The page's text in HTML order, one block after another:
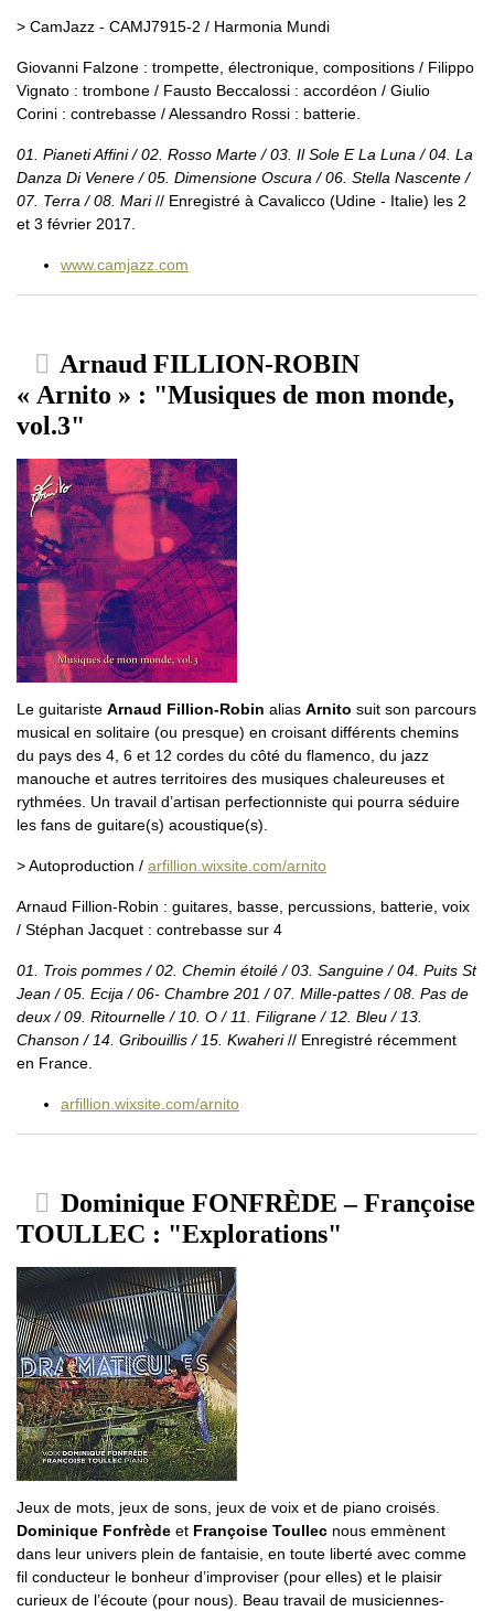
> CamJazz - CAMJ7915-2 / Harmonia Mundi
Giovanni Falzone : trompette, électronique, compositions / Filippo
Vignato : trombone / Fausto Beccalossi : accordéon / Giulio
Corini : contrebasse / Alessandro Rossi : batterie.
01. Pianeti Affini / 02. Rosso Marte / 03. Il Sole E La Luna / 04. La
Danza Di Venere / 05. Dimensione Oscura / 06. Stella Nascente /
07. Terra / 08. Mari// Enregistré à Cavalicco (Udine - Italie) les 2
et 3 février 2017.
www.camjazz.com
Arnaud FILLION-ROBIN
« Arnito » : "Musiques de mon monde,
vol.3"
Le guitariste Arnaud Fillion-Robin alias Arnito suit son parcours
musical en solitaire (ou presque) en croisant différents chemins
du pays des 4, 6 et 12 cordes du côté du flamenco, du jazz
manouche et autres territoires des musiques chaleureuses et
rythmées. Un travail d’artisan perfectionniste qui pourra séduire
les fans de guitare(s) acoustique(s).
> Autoproduction / arfillion.wixsite.com/arnito
Arnaud Fillion-Robin : guitares, basse, percussions, batterie, voix
/ Stéphan Jacquet : contrebasse sur 4
01. Trois pommes / 02. Chemin étoilé / 03. Sanguine / 04. Puits St
Jean / 05. Ecija / 06- Chambre 201 / 07. Mille-pattes / 08. Pas de
deux / 09. Ritournelle / 10. O / 11. Filigrane / 12. Bleu / 13.
Chanson / 14. Gribouillis / 15. Kwaheri// Enregistré récemment
en France.
arfillion.wixsite.com/arnito
Dominique FONFRÈDE – Françoise
TOULLEC : "Explorations"
Jeux de mots, jeux de sons, jeux de voix et de piano croisés.
Dominique Fonfrède et Françoise Toullec nous emmènent
dans leur univers plein de fantaisie, en toute liberté avec comme
fil conducteur le bonheur d’improviser (pour elles) et le plaisir
curieux de l’écoute (pour nous). Beau travail de musiciennes-